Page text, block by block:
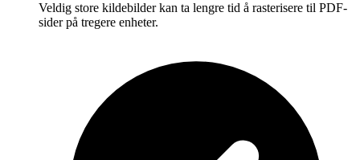
Veldig store kildebilder kan ta lengre tid å rasterisere til PDF-
sider på tregere enheter.